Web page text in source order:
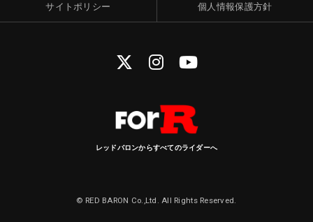
サイトポリシー 個人情報保護方針
レッドバロンからすべてのライダーへ
© RED BARON Co.,Ltd. All Rights Reserved.